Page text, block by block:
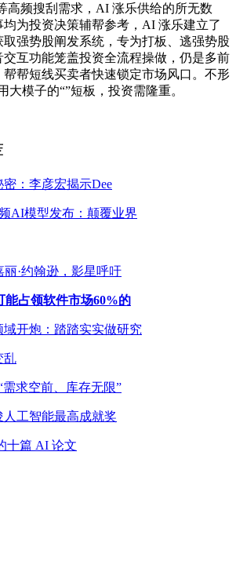
高频搜刮需求，AI 涨乐供给的所无数
为投资决策辅帮参考，AI 涨乐建立了
强势股阐发系统，专为打板、逃强势股
互功能笼盖投资全流程操做，仍是多前
帮短线买卖者快速锁定市场风口。不形
大模子的“”短板，投资需隆重。
：李彦宏揭示Dee
AI模型发布：颠覆业界
·约翰逊，影星呼吁
能占领软件市场60%的
域开炮：踏踏实实做研究
乱
需求空前、库存无限”
工智能最高成就奖
十篇 AI 论文